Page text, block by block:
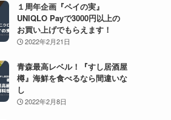
１周年企画『ペイの実』
UNIQLO Payで3000円以上の
お買い上げでもらえます！
2022年2月21日
青森最高レベル！『すし居酒屋
樽』海鮮を食べるなら間違いな
し
2022年2月8日